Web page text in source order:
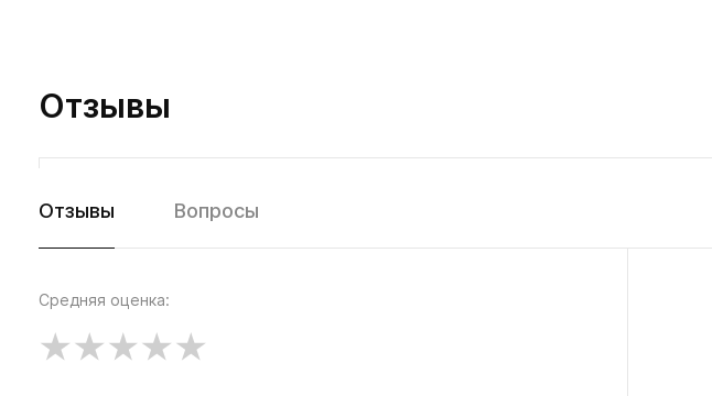
Отзывы
Отзывы Вопросы
Средняя оценка: